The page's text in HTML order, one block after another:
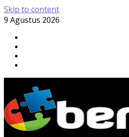
Skip to content
9 Agustus 2026